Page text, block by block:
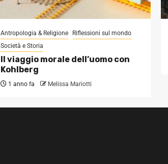
Antropologia & Religione
Riflessioni sul mondo
Società e Storia
Il viaggio morale dell’uomo con
Kohlberg
1 anno fa Melissa Mariotti